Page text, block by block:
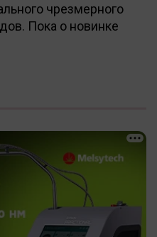
чрезмерного
Пока о новинке